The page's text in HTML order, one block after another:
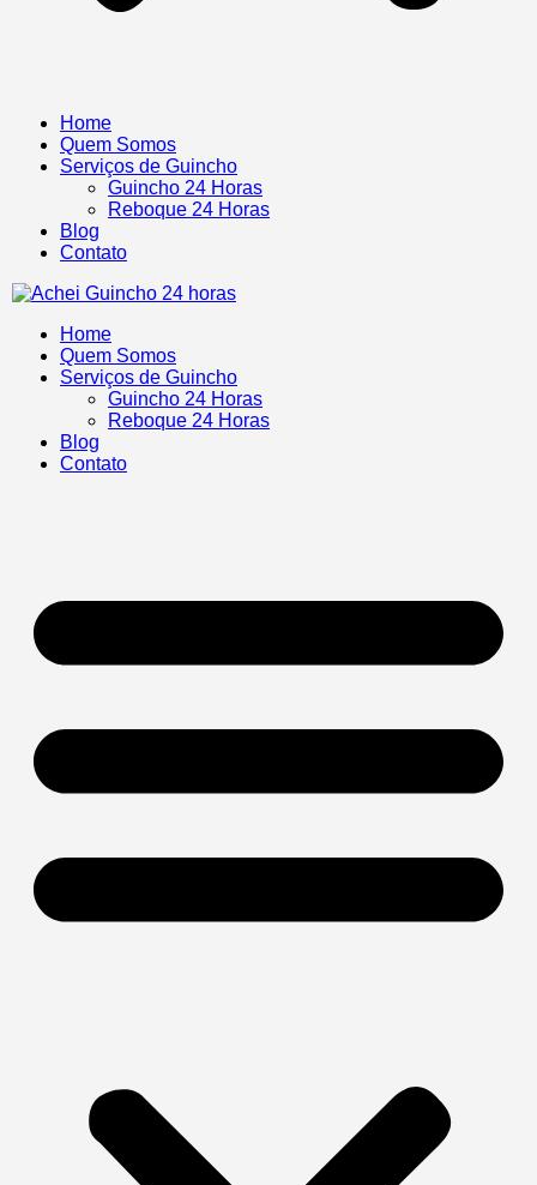
Home
Quem Somos
Serviços de Guincho
Guincho 24 Horas
Reboque 24 Horas
Blog
Contato
Home
Quem Somos
Serviços de Guincho
Guincho 24 Horas
Reboque 24 Horas
Blog
Contato